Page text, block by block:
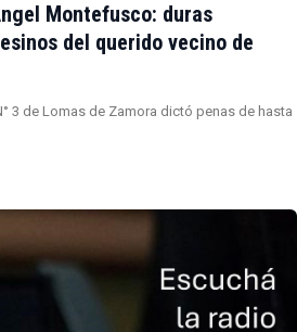
Montefusco: duras
del querido vecino de
3 de Lomas de Zamora dictó penas de hasta